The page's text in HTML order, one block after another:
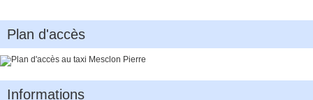
Plan d'accès
Informations